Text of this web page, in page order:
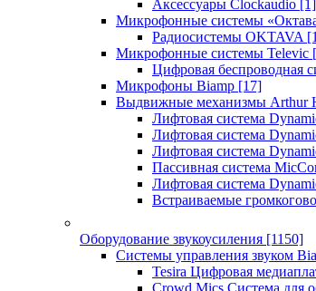
Аксессуары Clockaudio [1]
Микрофонные системы
Радиосистемы OKTAVA
Микрофонные системы Televic
Цифровая беспроводная
Микрофоны Biamp [17]
Выдвижные механизмы Arthur
Лифтовая система
Лифтовая система
Лифтовая система
Пассивная система
Лифтовая система
Встраиваемые
Оборудование звукоусиления [1150]
Системы управления звуком
Tesira Цифровая
Crowd Mics Система для